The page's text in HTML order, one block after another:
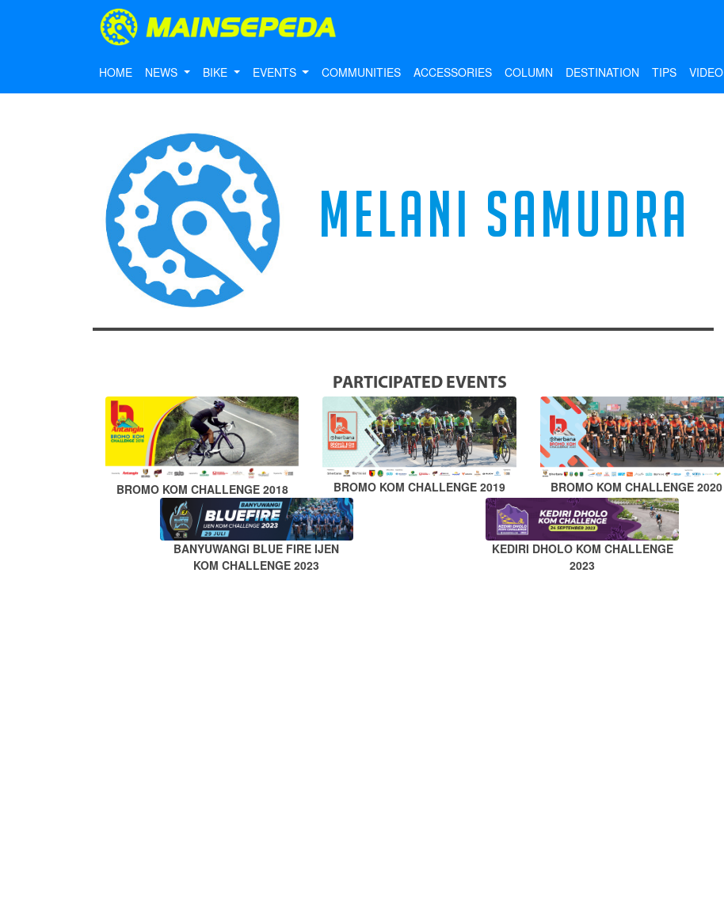
HOME NEWS BIKE EVENTS COMMUNITIES ACCESSORIES COLUMN DESTINATION TIPS VIDEO
MELANI SAMUDRA
PARTICIPATED EVENTS
BROMO KOM CHALLENGE 2018 BROMO KOM CHALLENGE 2019 BROMO KOM CHALLENGE 2020
BANYUWANGI BLUE FIRE IJEN
KOM CHALLENGE 2023
KEDIRI DHOLO KOM CHALLENGE
2023